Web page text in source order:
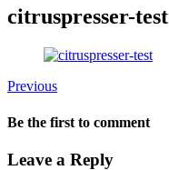
citruspresser-test
Previous
Be the first to comment
Leave a Reply